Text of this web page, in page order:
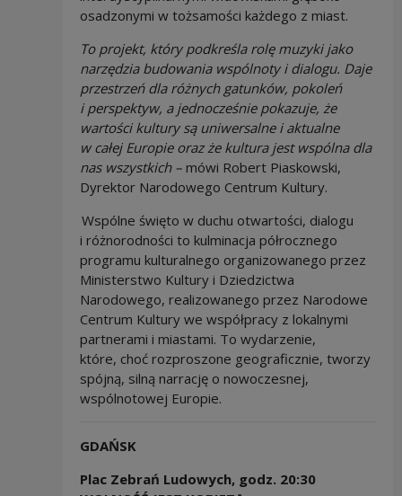
osadzonymi w tożsamości każdego z miast.
To projekt, który podkreśla rolę muzyki jako
narzędzia budowania wspólnoty i dialogu. Daje
przestrzeń dla różnych gatunków, pokoleń
i perspektyw, a jednocześnie pokazuje, że
wartości kultury są uniwersalne i aktualne
w całej Europie oraz że kultura jest wspólna dla
nas wszystkich – mówi Robert Piaskowski,
Dyrektor Narodowego Centrum Kultury.
Wspólne święto w duchu otwartości, dialogu
i różnorodności to kulminacja półrocznego
programu kulturalnego organizowanego przez
Ministerstwo Kultury i Dziedzictwa
Narodowego, realizowanego przez Narodowe
Centrum Kultury we współpracy z lokalnymi
partnerami i miastami. To wydarzenie,
które, choć rozproszone geograficznie, tworzy
spójną, silną narrację o nowoczesnej,
wspólnotowej Europie.
GDAŃSK
Plac Zebrań Ludowych, godz. 20:30